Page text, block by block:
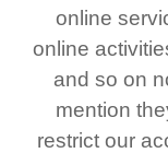
online
online
and so on
mention
restrict our